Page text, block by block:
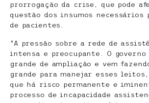
prorrogação da crise, que pode
questão dos insumos necessários
de pacientes.
“A pressão sobre a rede de
intensa e preocupante. O
grande de ampliação e vem
grande para manejar esses leitos,
que há risco permanente e
processo de incapacidade